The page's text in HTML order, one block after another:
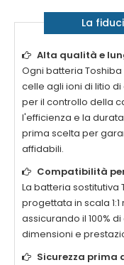
La
Alta qualità e
Ogni batteria Toshiba
celle agli ioni di litio
per il controllo della
l'efficienza e la
prima scelta per
affidabili.
Compatibilità
La batteria sostitutiva
progettata in scala
assicurando il 100%
dimensioni e
Sicurezza prima